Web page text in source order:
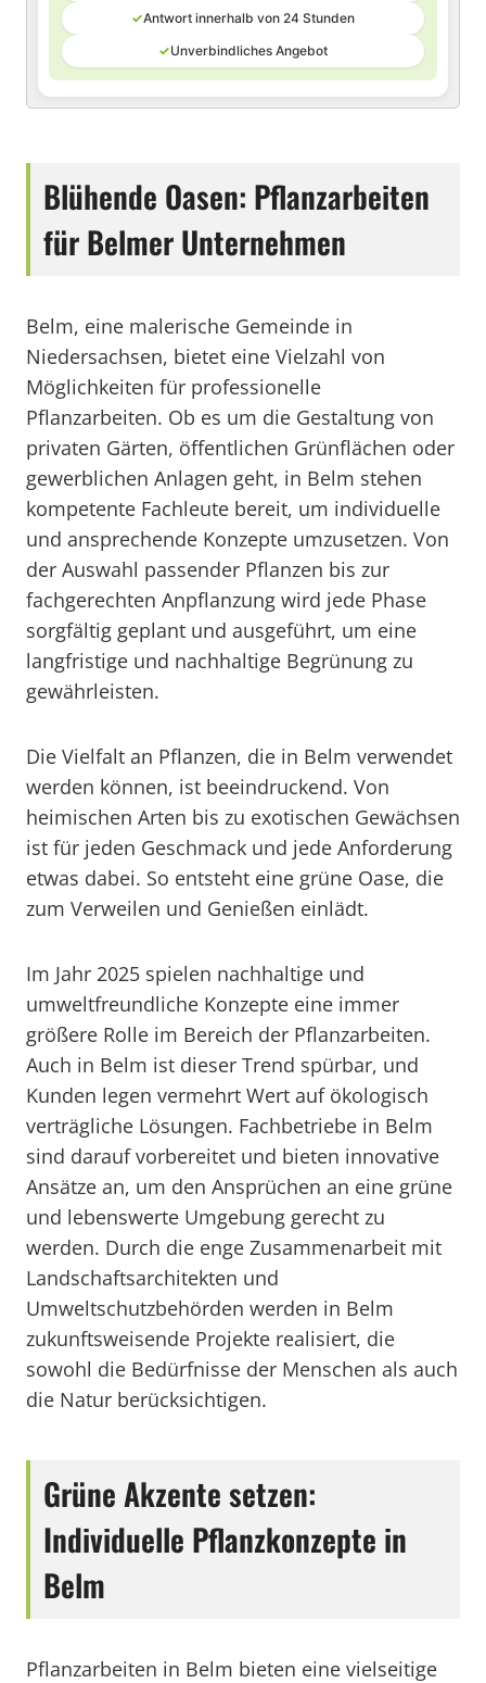
✓Antwort innerhalb von 24 Stunden
✓Unverbindliches Angebot
Blühende Oasen: Pflanzarbeiten
für Belmer Unternehmen
Belm, eine malerische Gemeinde in
Niedersachsen, bietet eine Vielzahl von
Möglichkeiten für professionelle
Pflanzarbeiten. Ob es um die Gestaltung von
privaten Gärten, öffentlichen Grünflächen oder
gewerblichen Anlagen geht, in Belm stehen
kompetente Fachleute bereit, um individuelle
und ansprechende Konzepte umzusetzen. Von
der Auswahl passender Pflanzen bis zur
fachgerechten Anpflanzung wird jede Phase
sorgfältig geplant und ausgeführt, um eine
langfristige und nachhaltige Begrünung zu
gewährleisten.
Die Vielfalt an Pflanzen, die in Belm verwendet
werden können, ist beeindruckend. Von
heimischen Arten bis zu exotischen Gewächsen
ist für jeden Geschmack und jede Anforderung
etwas dabei. So entsteht eine grüne Oase, die
zum Verweilen und Genießen einlädt.
Im Jahr 2025 spielen nachhaltige und
umweltfreundliche Konzepte eine immer
größere Rolle im Bereich der Pflanzarbeiten.
Auch in Belm ist dieser Trend spürbar, und
Kunden legen vermehrt Wert auf ökologisch
verträgliche Lösungen. Fachbetriebe in Belm
sind darauf vorbereitet und bieten innovative
Ansätze an, um den Ansprüchen an eine grüne
und lebenswerte Umgebung gerecht zu
werden. Durch die enge Zusammenarbeit mit
Landschaftsarchitekten und
Umweltschutzbehörden werden in Belm
zukunftsweisende Projekte realisiert, die
sowohl die Bedürfnisse der Menschen als auch
die Natur berücksichtigen.
Grüne Akzente setzen:
Individuelle Pflanzkonzepte in
Belm
Pflanzarbeiten in Belm bieten eine vielseitige